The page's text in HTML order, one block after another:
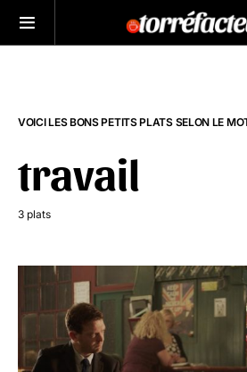
VOICI LES BONS PETITS PLATS SELON LE
travail
3 plats